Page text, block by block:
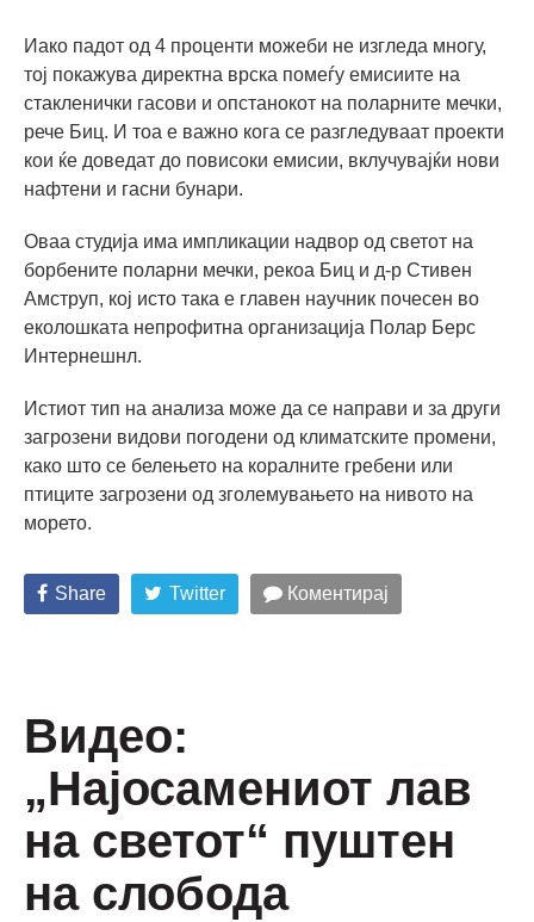
Иако падот од 4 проценти можеби не изгледа многу,
тој покажува директна врска помеѓу емисиите на
стакленички гасови и опстанокот на поларните мечки,
рече Биц. И тоа е важно кога се разгледуваат проекти
кои ќе доведат до повисоки емисии, вклучувајќи нови
нафтени и гасни бунари.
Оваа студија има импликации надвор од светот на
борбените поларни мечки, рекоа Биц и д-р Стивен
Амструп, кој исто така е главен научник почесен во
еколошката непрофитна организација Полар Берс
Интернешнл.
Истиот тип на анализа може да се направи и за други
загрозени видови погодени од климатските промени,
како што се белењето на коралните гребени или
птиците загрозени од зголемувањето на нивото на
морето.
Share Twitter Коментирај
Видео:
„Најосамениот лав
на светот“ пуштен
на слобода